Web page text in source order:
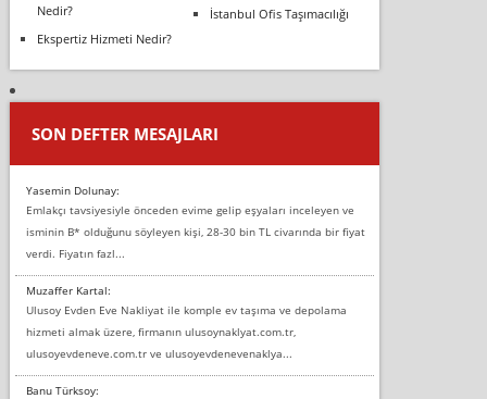
Nedir?
İstanbul Ofis Taşımacılığı
Ekspertiz Hizmeti Nedir?
SON DEFTER MESAJLARI
Yasemin Dolunay:
Emlakçı tavsiyesiyle önceden evime gelip eşyaları inceleyen ve
isminin B* olduğunu söyleyen kişi, 28-30 bin TL civarında bir fiyat
verdi. Fiyatın fazl...
Muzaffer Kartal:
Ulusoy Evden Eve Nakliyat ile komple ev taşıma ve depolama
hizmeti almak üzere, firmanın ulusoynaklyat.com.tr,
ulusoyevdeneve.com.tr ve ulusoyevdenevenaklya...
Banu Türksoy: